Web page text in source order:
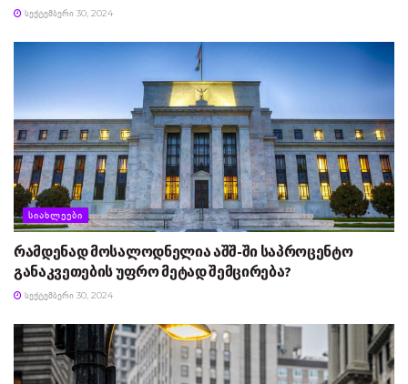
ᲡᲔᲥᲢᲔᲛᲑᲔᲠᲘ 30, 2024
ᲡᲘᲐᲮᲚᲔᲔᲑᲘ
რამდენად მოსალოდნელია აშშ-ში საპროცენტო
განაკვეთების უფრო მეტად შემცირება?
ᲡᲔᲥᲢᲔᲛᲑᲔᲠᲘ 30, 2024